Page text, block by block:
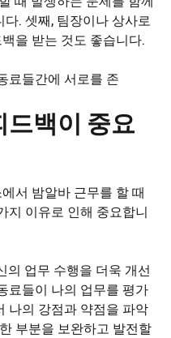
. 셋째, 팀장이나 상사로
을 받는 것도 좋습니다.
료들간에 서로를 존
드백이 중요
서 밤알바 근무를 할 때
지 이유로 인해 중요합니
의 업무 수행을 더욱 개선
료들이 나의 업무를 평가
나의 강점과 약점을 파악
부분을 보완하고 발전할